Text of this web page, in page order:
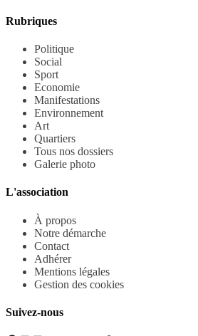
Rubriques
Politique
Social
Sport
Economie
Manifestations
Environnement
Art
Quartiers
Tous nos dossiers
Galerie photo
L'association
À propos
Notre démarche
Contact
Adhérer
Mentions légales
Gestion des cookies
Suivez-nous